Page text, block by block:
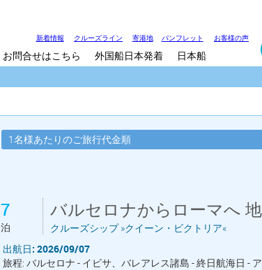
お問合せはこちら 外国船日本発着 日本船
新着情報 クルーズライン 寄港地 パンフレット お客様の声
7
泊
バルセロナからローマへ
クルーズシップ »クイーン・ビクトリア«
出航日: 2026/09/07
旅程: バルセロナ - イビサ、バレアレス諸島 - 終日航海日 -